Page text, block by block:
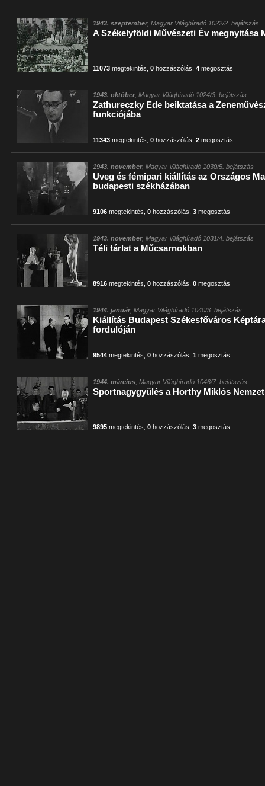
1943. szeptember, Magyar Világhíradó 1022/2. bejátszás
A Székelyföldi Művészeti Év megnyitása
11073 megtekintés ,0 hozzászólás ,4 megosztás
1943. október, Magyar Világhíradó 1024/3. bejátszás
Zathureczky Ede beiktatása a
funkciójába
11343 megtekintés ,0 hozzászólás ,2 megosztás
1943. november, Magyar Világhíradó 1030/5. bejátszás
Üveg és fémipari kiállítás az Országos
budapesti székházában
9106 megtekintés ,0 hozzászólás ,3 megosztás
1943. november, Magyar Világhíradó 1031/4. bejátszás
Téli tárlat a Műcsarnokban
8916 megtekintés ,0 hozzászólás ,0 megosztás
1944. január, Magyar Világhíradó 1040/3. bejátszás
Kiállítás Budapest Székesfőváros
fordulóján
9544 megtekintés ,0 hozzászólás ,1 megosztás
1944. március , Magyar Világhíradó 1046/7. bejátszás
Sportnagygyűlés a Horthy Miklós
9895 megtekintés ,0 hozzászólás ,3 megosztás